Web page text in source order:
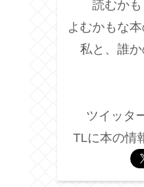
読むかも
よむかもな
私と、誰か
ツイッタ
TLに本の情